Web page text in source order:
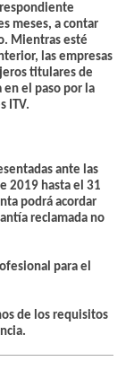
meses, a contar
Mientras esté
las empresas
titulares de
el paso por la
ITV.
ante las
2019 hasta el 31
podrá acordar
reclamada no
para el
de los requisitos